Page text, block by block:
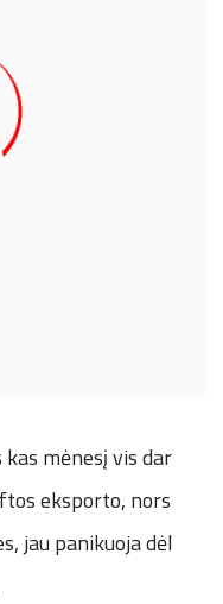
mėnesį vis dar
eksporto, nors
jau panikuoja dėl